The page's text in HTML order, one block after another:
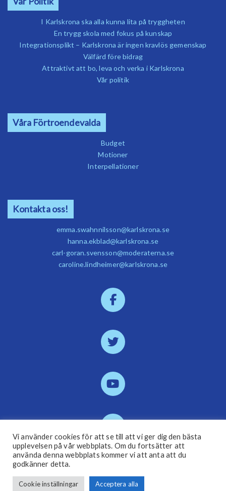
I Karlskrona ska alla kunna lita på tryggheten
En trygg skola med fokus på kunskap
Integrationsplikt – Karlskrona är ingen kravlös gemenskap
Välfärd före bidrag
Attraktivt att bo, leva och verka i Karlskrona
Vår politik
Våra Förtroendevalda
Budget
Motioner
Interpellationer
Kontakta oss!
emma.swahnnilsson@karlskrona.se
hanna.ekblad@karlskrona.se
carl-goran.svensson@moderaterna.se
caroline.lindheimer@karlskrona.se
Vi använder cookies för att se till att vi ger dig den bästa
upplevelsen på vår webbplats. Om du fortsätter att
använda denna webbplats kommer vi att anta att du
godkänner detta.
Cookie inställningar Acceptera alla